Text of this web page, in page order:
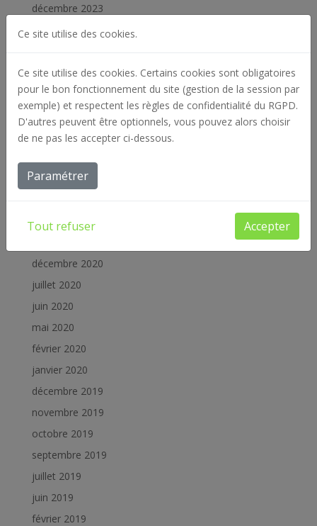
décembre 2023
octobre 2023
décembre 2022
juin 2022
décembre 2021
octobre 2021
mai 2021
février 2021
décembre 2020
juillet 2020
juin 2020
mai 2020
février 2020
janvier 2020
décembre 2019
novembre 2019
octobre 2019
septembre 2019
juillet 2019
juin 2019
février 2019
Ce site utilise des cookies.
Ce site utilise des cookies. Certains cookies sont obligatoires
pour le bon fonctionnement du site (gestion de la session par
exemple) et respectent les règles de confidentialité du RGPD.
D'autres peuvent être optionnels, vous pouvez alors choisir
de ne pas les accepter ci-dessous.
Paramétrer
Tout refuser Accepter